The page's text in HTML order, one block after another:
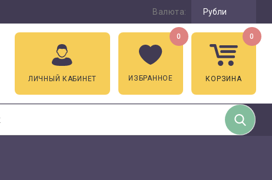
Валюта: Рубли
ЛИЧНЫЙ КАБИНЕТ ИЗБРАННОЕ
0
КОРЗИНА
0